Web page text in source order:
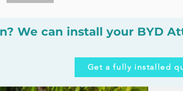
We can install your BYD
Get a fully installed